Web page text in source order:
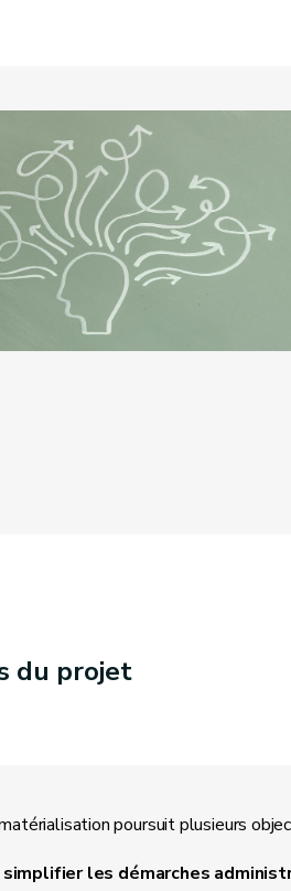
du projet
poursuit plusieurs
simplifier les démarches